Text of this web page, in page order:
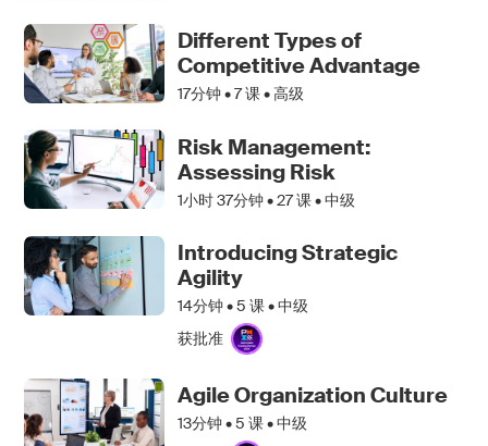
Different Types of
Competitive Advantage
17分钟 •7课 • 高级
Risk Management:
Assessing Risk
1小时 37分钟 •27课 • 中级
Introducing Strategic
Agility
14分钟 •5 课 • 中级
获批准
Agile Organization Culture
13分钟 •5 课 • 中级